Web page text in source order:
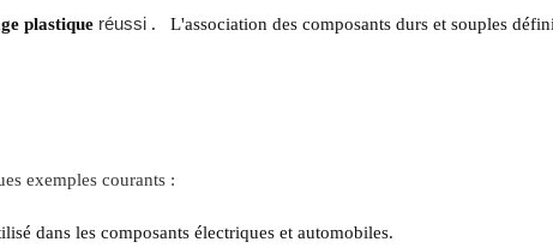
plastiqueréussi .
L'association des composants durs et souples
exemples courants :
dans les composants électriques et automobiles.